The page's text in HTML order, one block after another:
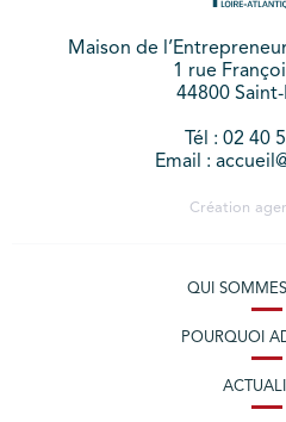
Maison de
1 rue
44800
Tél : 02 40
Email :
Création
QUI
POURQUOI